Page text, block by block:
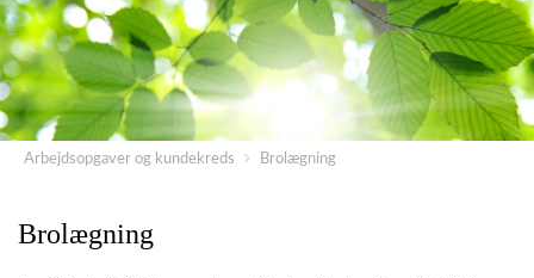
Arbejdsopgaver og kundekreds Brolægning
Brolægning